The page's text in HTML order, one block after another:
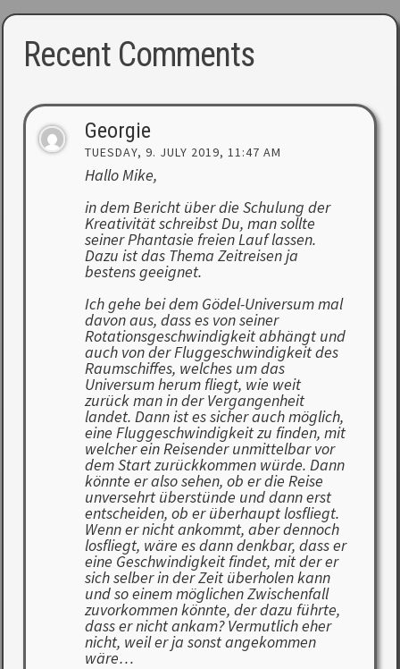
Recent Comments
Georgie
TUESDAY, 9. JULY 2019, 11:47 AM
Hallo Mike,
in dem Bericht über die Schulung der
Kreativität schreibst Du, man sollte
seiner Phantasie freien Lauf lassen.
Dazu ist das Thema Zeitreisen ja
bestens geeignet.
Ich gehe bei dem Gödel-Universum mal
davon aus, dass es von seiner
Rotationsgeschwindigkeit abhängt und
auch von der Fluggeschwindigkeit des
Raumschiffes, welches um das
Universum herum fliegt, wie weit
zurück man in der Vergangenheit
landet. Dann ist es sicher auch möglich,
eine Fluggeschwindigkeit zu finden, mit
welcher ein Reisender unmittelbar vor
dem Start zurückkommen würde. Dann
könnte er also sehen, ob er die Reise
unversehrt überstünde und dann erst
entscheiden, ob er überhaupt losfliegt.
Wenn er nicht ankommt, aber dennoch
losfliegt, wäre es dann denkbar, dass er
eine Geschwindigkeit findet, mit der er
sich selber in der Zeit überholen kann
und so einem möglichen Zwischenfall
zuvorkommen könnte, der dazu führte,
dass er nicht ankam? Vermutlich eher
nicht, weil er ja sonst angekommen
wäre…